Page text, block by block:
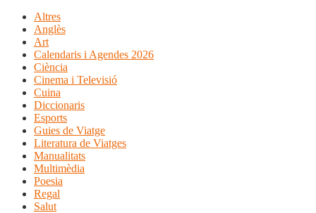
Altres
Anglès
Art
Calendaris i Agendes 2026
Ciència
Cinema i Televisió
Cuina
Diccionaris
Esports
Guies de Viatge
Literatura de Viatges
Manualitats
Multimèdia
Poesia
Regal
Salut